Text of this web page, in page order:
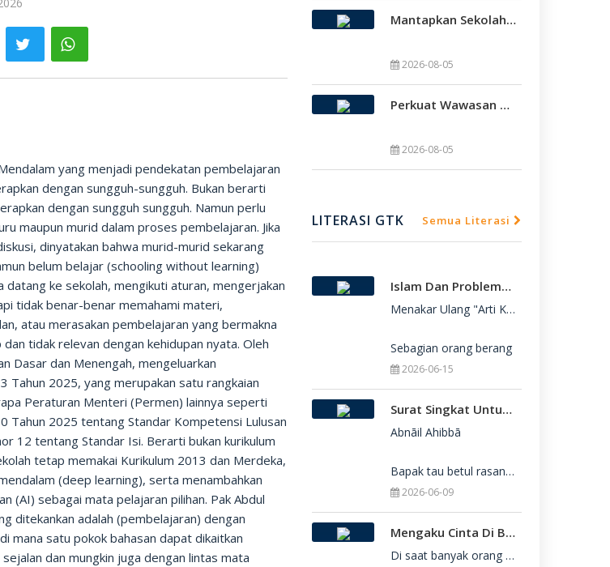
yang menjadi pendekatan pembelajaran
dengan sungguh-sungguh. Bukan berarti
dengan sungguh sungguh. Namun perlu
maupun murid dalam proses pembelajaran. Jika
dinyatakan bahwa murid-murid sekarang
belum belajar (schooling without learning)
datang ke sekolah, mengikuti aturan, mengerjakan
tidak benar-benar memahami materi,
atau merasakan pembelajaran yang bermakna
tidak relevan dengan kehidupan nyata. Oleh
Dasar dan Menengah, mengeluarkan
Tahun 2025, yang merupakan satu rangkaian
Peraturan Menteri (Permen) lainnya seperti
Tahun 2025 tentang Standar Kompetensi Lulusan
12 tentang Standar Isi. Berarti bukan kurikulum
tetap memakai Kurikulum 2013 dan Merdeka,
(deep learning), serta menambahkan
(AI) sebagai mata pelajaran pilihan. Pak Abdul
ditekankan adalah (pembelajaran) dengan
mana satu pokok bahasan dapat dikaitkan
dan mungkin juga dengan lintas mata
Mantapkan Sekolah Model, SMAMDA Sidoarjo Perkuat Pembelajaran Mendalam Dan KKA
2026-08-05
Perkuat Wawasan Global, SMAMDA Sidoarjo Gelar International Talk Show Bersama Mahasiswa Turki
SMAMDA.SCH.ID – SMA
2026-08-05
LITERASI GTK Semua Literasi
Islam Dan Problematika Para Pemuda
Menakar Ulang "Arti Kebebasan":
Sebagian orang berang
2026-06-15
Surat Singkat Untukmu Yang Belum Juga Diterima Di Perguruan Tinggi
Abnāil Ahibbā
Bapak tau betul rasanya berat sekali ketika dirimu belum juga diterima di Perguru
2026-06-09
Mengaku Cinta Di Balik Keterbatasan: Seni Menerima Diri Di Hadapan Ilahi
Di saat banyak orang yang serba menuntut kesempurnaan, kita sering kali terjebak dalam rasa bersalah